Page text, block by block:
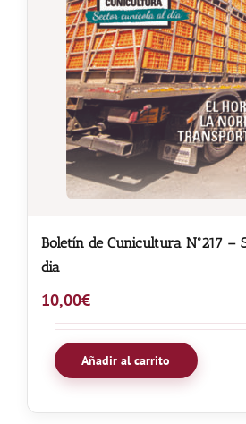
Contactar
WooCommerce My Account
WooCommerce Cart
Boletín de Cunicultura Nº217 –
dia
10,00€
Añadir al carrito